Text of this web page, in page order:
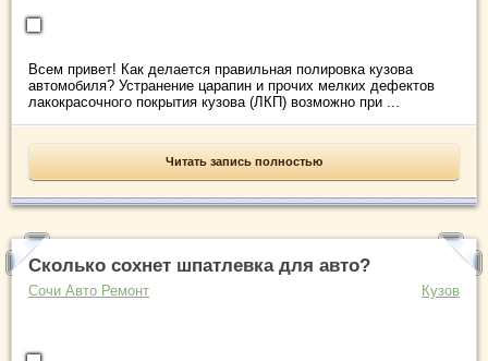
Всем привет! Как делается правильная полировка кузова
автомобиля? Устранение царапин и прочих мелких дефектов
лакокрасочного покрытия кузова (ЛКП) возможно при ...
Читать запись полностью
Сколько сохнет шпатлевка для авто?
Сочи Авто Ремонт Кузов